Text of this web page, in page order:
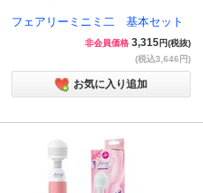
フェアリーミニミ二 基本セット
非会員価格 3,315円(税抜)
(税込3,646円)
お気に入り追加